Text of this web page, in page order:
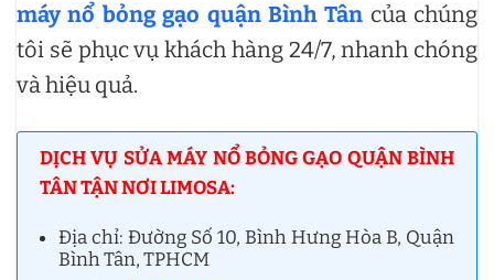
máy nổ bỏng gạo quận Bình Tân của chúng
tôi sẽ phục vụ khách hàng 24/7, nhanh chóng
và hiệu quả.
DỊCH VỤ SỬA MÁY NỔ BỎNG GẠO QUẬN BÌNH
TÂN TẬN NƠI LIMOSA:
Địa chỉ: Đường Số 10, Bình Hưng Hòa B, Quận
Bình Tân, TPHCM